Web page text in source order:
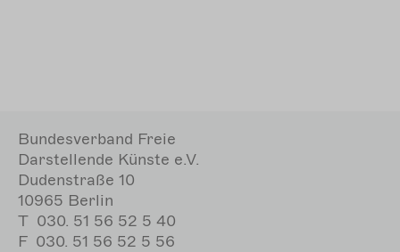
Bundesverband Freie
Darstellende Künste e.V.
Dudenstraße 10
10965 Berlin
T 030. 51 56 52 5 40
F 030. 51 56 52 5 56